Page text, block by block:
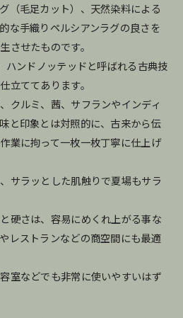
（毛足カット）、天然染料による
な手織りペルシアンラグの良さを
させたものです。
ハンドノッテッドと呼ばれる古典技
立ててあります。
クルミ、茜、サフランやインディ
と印象とは対照的に、古来から伝
業に拘って一枚一枚丁寧に仕上げ
サラッとした肌触りで夏場もサラ
硬さは、容易にめくれ上がる事な
レストランなどの商空間にも最適
室などでも非常に使いやすいはず